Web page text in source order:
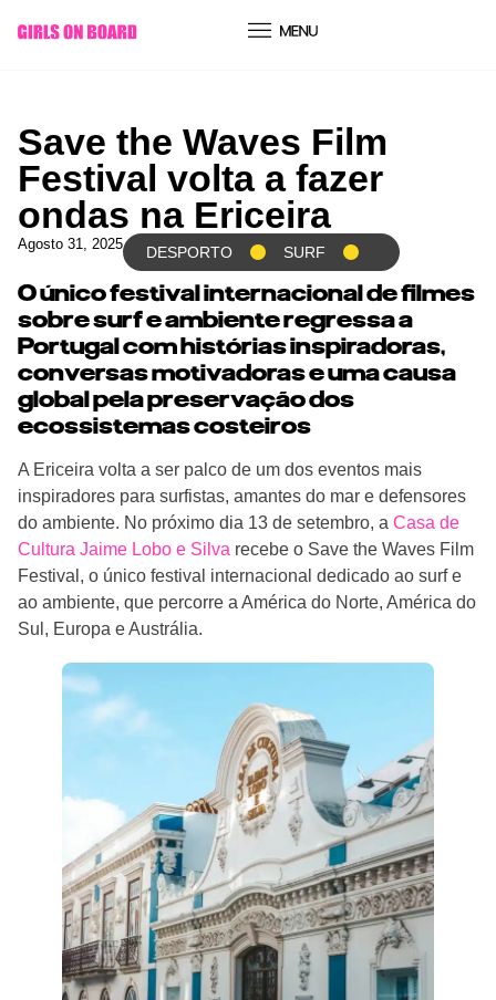
conteúdo
Save the Waves Film
Festival volta a fazer
ondas na Ericeira
Agosto 31, 2025 DESPORTO SURF
O único festival internacional de filmes
sobre surf e ambiente regressa a
Portugal com histórias inspiradoras,
conversas motivadoras e uma causa
global pela preservação dos
ecossistemas costeiros
A Ericeira volta a ser palco de um dos eventos mais
inspiradores para surfistas, amantes do mar e defensores
do ambiente. No próximo dia 13 de setembro, a Casa de
Cultura Jaime Lobo e Silva recebe o Save the Waves Film
Festival, o único festival internacional dedicado ao surf e
ao ambiente, que percorre a América do Norte, América do
Sul, Europa e Austrália.